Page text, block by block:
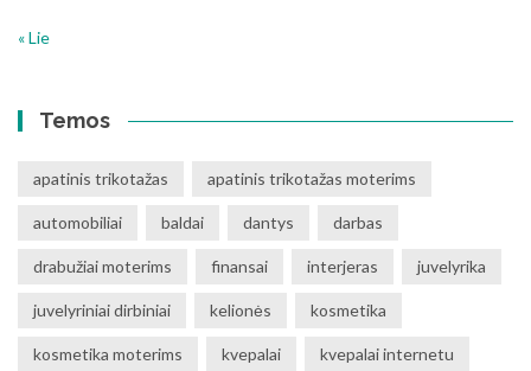
« Lie
Temos
apatinis trikotažas apatinis trikotažas moterims
automobiliai baldai dantys darbas
drabužiai moterims finansai interjeras juvelyrika
juvelyriniai dirbiniai kelionės kosmetika
kosmetika moterims kvepalai kvepalai internetu